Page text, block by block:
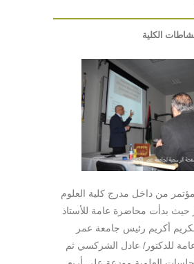
الكلية
من داخل مدرج كلية العلوم
حيث بدأت محاضرة عامة للأستاذ
أكريم رئيس جامعة عمر
للدكتور/ عادل الشركسي ثم